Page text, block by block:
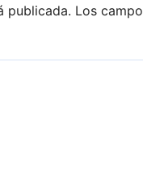
publicada. Los